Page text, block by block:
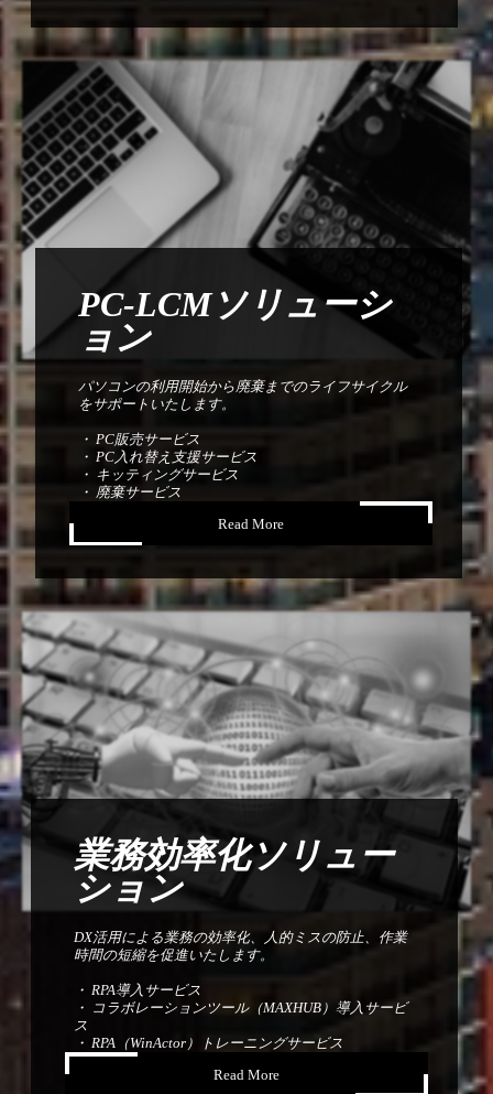
PC‐LCMソリューシ
ョン
パソコンの利用開始から廃棄までのライフサイクル
をサポートいたします。
・ PC販売サービス
・ PC入れ替え支援サービス
・ キッティングサービス
・ 廃棄サービス
Read More
業務効率化ソリュー
ション
DX活用による業務の効率化、人的ミスの防止、作業
時間の短縮を促進いたします。
・ RPA導入サービス
・ コラボレーションツール（MAXHUB）導入サービ
ス
・ RPA（WinActor）トレーニングサービス
・ Microsoft365トレーニングサービス
Read More
Read More